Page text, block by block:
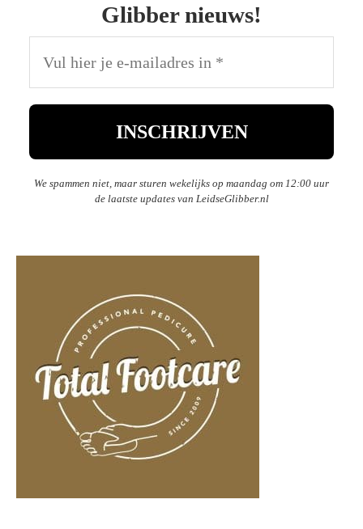
Glibber nieuws!
We spammen niet, maar sturen wekelijks op maandag om 12:00 uur
de laatste updates van LeidseGlibber.nl